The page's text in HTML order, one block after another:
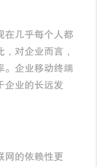
几乎每个人都
对企业而言，
。企业移动终端
企业的长远发
的依赖性更